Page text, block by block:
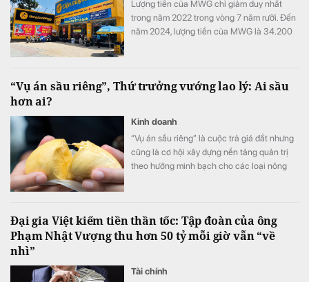
Lượng tiền của MWG chỉ giảm duy nhất
trong năm 2022 trong vòng 7 năm rưỡi. Đến
năm 2024, lượng tiền của MWG là 34.200
“Vụ án sầu riêng”, Thứ trưởng vướng lao lý: Ai sầu
hơn ai?
Kinh doanh
“Vụ án sầu riêng” là cuộc trả giá đắt nhưng
cũng là cơ hội xây dựng nền tảng quản trị
theo hướng minh bạch cho các loại nông
Đại gia Việt kiếm tiền thần tốc: Tập đoàn của ông
Phạm Nhật Vượng thu hơn 50 tỷ mỗi giờ vẫn “về
nhì”
Tài chính